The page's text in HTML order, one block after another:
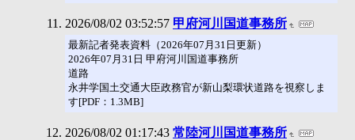
2026/08/02 03:52:57 甲府河川国道事務所
最新記者発表資料（2026年07月31日更新）
2026年07月31日 甲府河川国道事務所
道路
永井学国土交通大臣政務官が新山梨環状道路を視察しま
す[PDF：1.3MB]
2026/08/02 01:17:43 常陸河川国道事務所